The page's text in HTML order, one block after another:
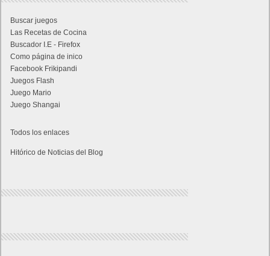
Buscar juegos
Las Recetas de Cocina
Buscador I.E - Firefox
Como página de inico
Facebook Frikipandi
Juegos Flash
Juego Mario
Juego Shangai
Todos los enlaces
Hitórico de Noticias del Blog